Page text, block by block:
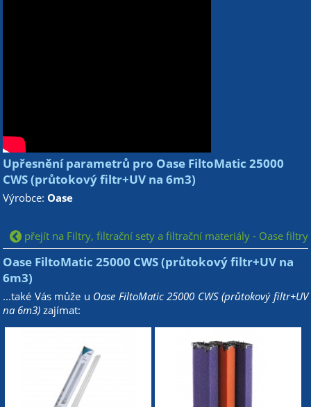
Upřesnění parametrů pro Oase FiltoMatic 25000
CWS (průtokový filtr+UV na 6m3)
Výrobce:Oase
přejít na Filtry, filtrační sety a filtrační materiály - Oase filtry
Oase FiltoMatic 25000 CWS (průtokový filtr+UV na
6m3)
...také Vás může u Oase FiltoMatic 25000 CWS (průtokový filtr+UV
na 6m3) zajímat: